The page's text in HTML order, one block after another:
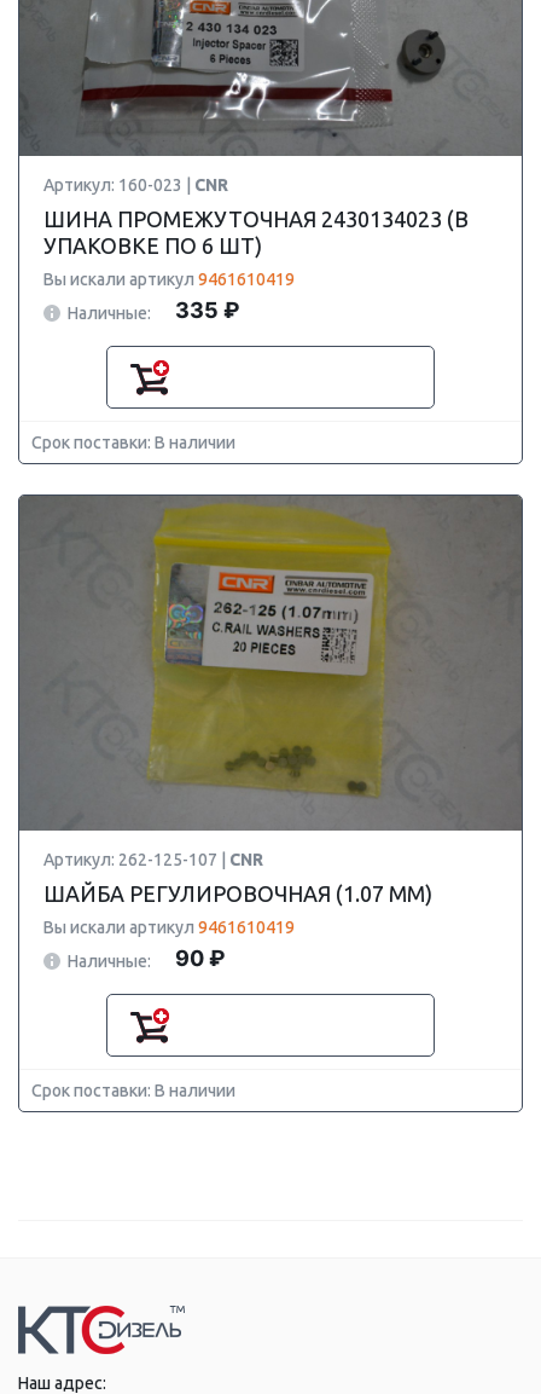
Артикул: 160-023 | CNR
ШИНА ПРОМЕЖУТОЧНАЯ 2430134023 (В
УПАКОВКЕ ПО 6 ШТ)
Вы искали артикул 9461610419
Наличные:
335 ₽
Срок поставки: В наличии
Артикул: 262-125-107 | CNR
ШАЙБА РЕГУЛИРОВОЧНАЯ (1.07 MM)
Вы искали артикул 9461610419
Наличные:
90 ₽
Срок поставки: В наличии
Наш адрес: